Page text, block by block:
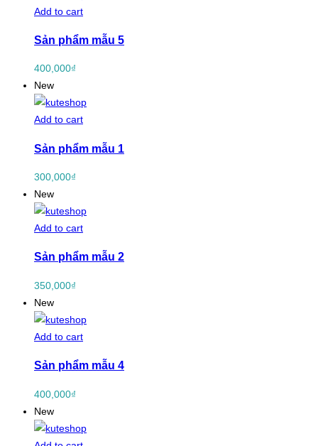
Add to cart
Sản phẩm mẫu 5
400,000₫
New
Add to cart
Sản phẩm mẫu 1
300,000₫
New
Add to cart
Sản phẩm mẫu 2
350,000₫
New
Add to cart
Sản phẩm mẫu 4
400,000₫
New